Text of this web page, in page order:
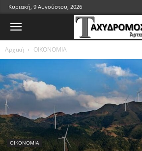
Κυριακή, 9 Αυγούστου, 2026
Αρχική ΟΙΚΟΝΟΜΙΑ
ΟΙΚΟΝΟΜΙΑ